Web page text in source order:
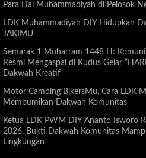
Para Dai Muhammadiyah di Pelosok
LDK Muhammadiyah DIY Hidupkan
JAKIMU
Semarak 1 Muharram 1448 H:
Resmi Mengaspal di Kudus Gelar
Dakwah Kreatif
Motor Camping BikersMu, Cara LDK
Membumikan Dakwah Komunitas
Ketua LDK PWM DIY Ananto Isworo
2026, Bukti Dakwah Komunitas
Lingkungan